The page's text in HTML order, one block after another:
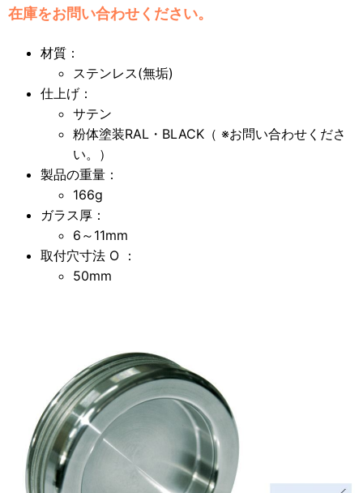
在庫をお問い合わせください。
材質：
ステンレス(無垢)
仕上げ：
サテン
粉体塗装RAL・BLACK（ ※お問い合わせくださ
い。）
製品の重量：
166g
ガラス厚：
6～11mm
取付穴寸法 O ：
50mm